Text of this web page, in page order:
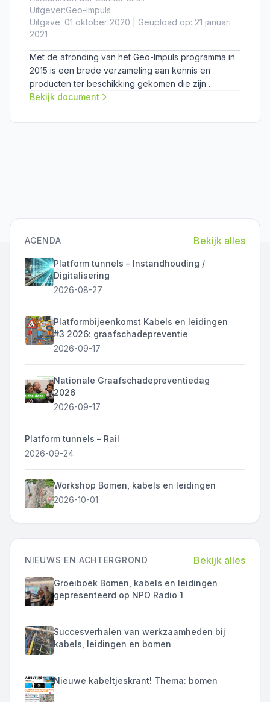
Uitgever:Geo-Impuls
Uitgave: 01 oktober 2020 | Geüpload op: 21 januari
2021
Met de afronding van het Geo-Impuls programma in
2015 is een brede verzameling aan kennis en
producten ter beschikking gekomen die zijn
ontwikkeld om het risico op faalkosten in bouw- en
biedt een basis voor de eerste toepassing binnen
Bekijk document
AGENDA Bekijk alles
Platform tunnels – Instandhouding /
Digitalisering
2026-08-27
Platformbijeenkomst Kabels en leidingen
#3 2026: graafschadepreventie
2026-09-17
Nationale Graafschadepreventiedag
2026
2026-09-17
Platform tunnels – Rail
2026-09-24
Workshop Bomen, kabels en leidingen
2026-10-01
NIEUWS EN ACHTERGROND Bekijk alles
Groeiboek Bomen, kabels en leidingen
gepresenteerd op NPO Radio 1
Succesverhalen van werkzaamheden bij
kabels, leidingen en bomen
Nieuwe kabeltjeskrant! Thema: bomen